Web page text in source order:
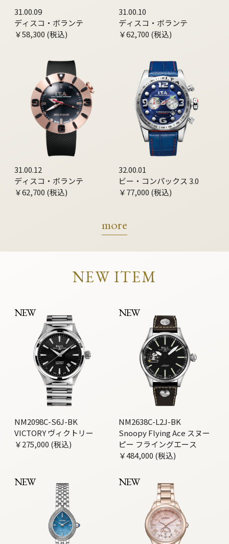
31.00.09
ディスコ・ボランテ
￥58,300 (税込)
31.00.10
ディスコ・ボランテ
￥62,700 (税込)
31.00.12
ディスコ・ボランテ
￥62,700 (税込)
32.00.01
ビー・コンパックス 3.0
￥77,000 (税込)
more
NEW ITEM
NEW
NM2098C-S6J-BK
VICTORY ヴィクトリー
￥275,000 (税込)
NEW
NM2638C-L2J-BK
Snoopy Flying Ace スヌー
ピー フライングエース
￥484,000 (税込)
NEW NEW